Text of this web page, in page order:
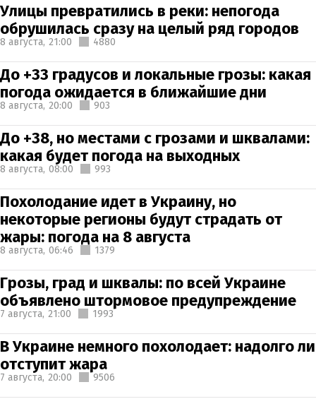
Улицы превратились в реки: непогода
обрушилась сразу на целый ряд городов
8 августа, 21:00 4880
До +33 градусов и локальные грозы: какая
погода ожидается в ближайшие дни
8 августа, 20:00 903
До +38, но местами с грозами и шквалами:
какая будет погода на выходных
8 августа, 08:00 993
Похолодание идет в Украину, но
некоторые регионы будут страдать от
жары: погода на 8 августа
8 августа, 06:46 1379
Грозы, град и шквалы: по всей Украине
объявлено штормовое предупреждение
7 августа, 21:00 1993
В Украине немного похолодает: надолго ли
отступит жара
7 августа, 20:00 9506